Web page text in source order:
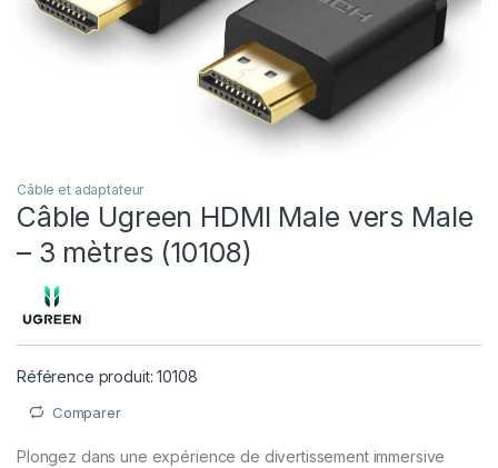
Câble et adaptateur
Câble Ugreen HDMI Male vers Male
– 3 mètres (10108)
Référence produit: 10108
Comparer
Plongez dans une expérience de divertissement immersive